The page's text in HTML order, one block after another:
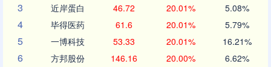
3 近岸蛋白 46.72 20.01% 5.08%
4 毕得医药 61.6 20.01% 5.79%
5 一博科技 53.33 20.01% 16.21%
6 方邦股份 146.16 20.00% 6.62%